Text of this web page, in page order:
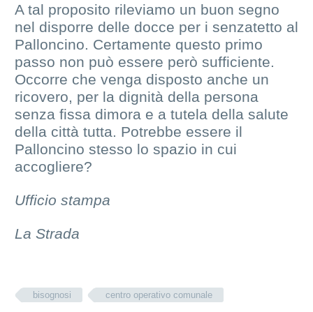
A tal proposito rileviamo un buon segno
nel disporre delle docce per i senzatetto al
Palloncino. Certamente questo primo
passo non può essere però sufficiente.
Occorre che venga disposto anche un
ricovero, per la dignità della persona
senza fissa dimora e a tutela della salute
della città tutta. Potrebbe essere il
Palloncino stesso lo spazio in cui
accogliere?
Ufficio stampa
La Strada
bisognosi centro operativo comunale